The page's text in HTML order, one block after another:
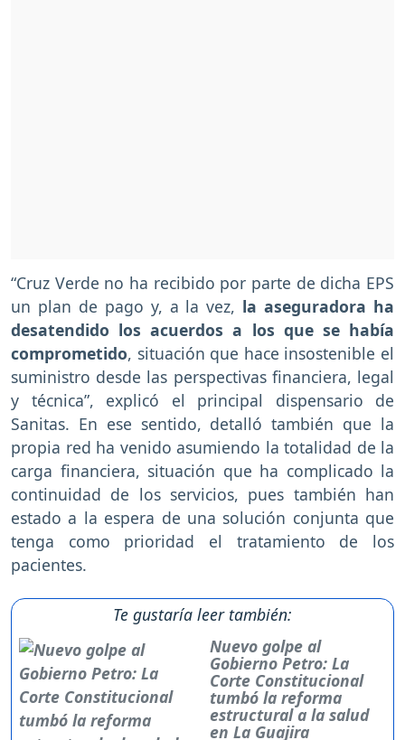
“Cruz Verde no ha recibido por parte de dicha EPS
un plan de pago y, a la vez, la aseguradora ha
desatendido los acuerdos a los que se había
comprometido, situación que hace insostenible el
suministro desde las perspectivas financiera, legal
y técnica”, explicó el principal dispensario de
Sanitas. En ese sentido, detalló también que la
propia red ha venido asumiendo la totalidad de la
carga financiera, situación que ha complicado la
continuidad de los servicios, pues también han
estado a la espera de una solución conjunta que
tenga como prioridad el tratamiento de los
pacientes.
Te gustaría leer también:
Nuevo golpe al
Gobierno Petro: La
Corte Constitucional
tumbó la reforma
estructural a la salud
en La Guajira